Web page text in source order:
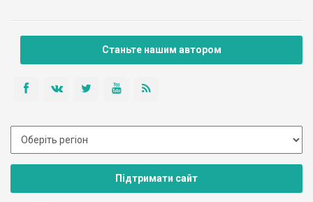
Станьте нашим автором
Підтримати сайт